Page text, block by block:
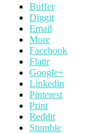
Buffer
Diggit
Email
More
Facebook
Flattr
Google+
Linkedin
Pinterest
Print
Reddit
Stumble